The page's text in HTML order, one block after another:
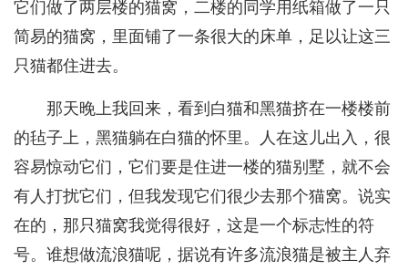
它们做了两层楼的猫窝，二楼的同学用纸箱做了一只
简易的猫窝，里面铺了一条很大的床单，足以让这三
只猫都住进去。
那天晚上我回来，看到白猫和黑猫挤在一楼楼前
的毡子上，黑猫躺在白猫的怀里。人在这儿出入，很
容易惊动它们，它们要是住进一楼的猫别墅，就不会
有人打扰它们，但我发现它们很少去那个猫窝。说实
在的，那只猫窝我觉得很好，这是一个标志性的符
号。谁想做流浪猫呢，据说有许多流浪猫是被主人弃